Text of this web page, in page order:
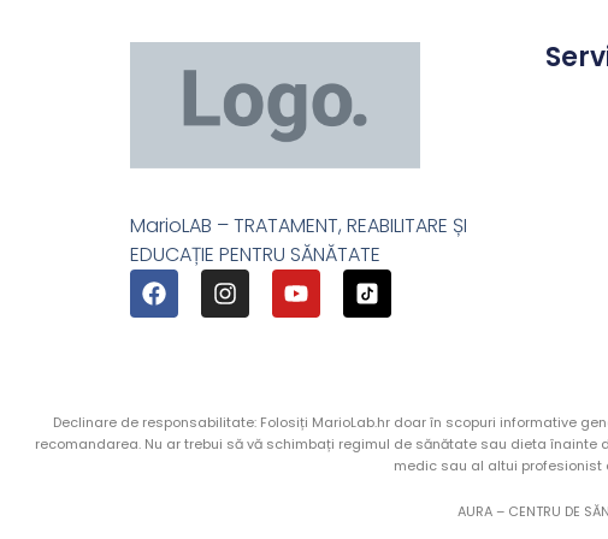
MarioLAB – TRATAMENT, REABILITARE ȘI
EDUCAȚIE PENTRU SĂNĂTATE
Declinare de responsabilitate: Folosiți MarioLab.hr doar în scopuri informative
recomandarea. Nu ar trebui să vă schimbați regimul de sănătate sau dieta
medic sau al altui
AURA – CENTRU DE